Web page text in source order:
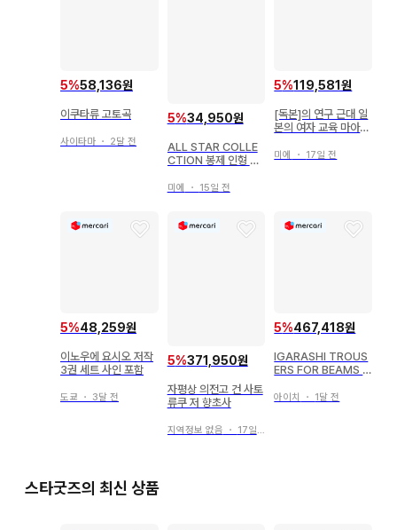
5%58,136원
이쿠타류 고토곡
사이타마 ・ 2달 전
5%34,950원
ALL STAR COLLE
CTION 봉제 인형 헤
미에 ・ 15일 전
5%119,581원
[독본]의 연구 근대 일
본의 여자 교육 마아루
미에 ・ 17일 전
5%48,259원
이노우에 요시오 저작
3권 세트 사인 포함
도쿄 ・ 3달 전
5%371,950원
자평상 의전고 건 사토
류쿠 저 향초사
지역정보 없음 ・ 17일 전
5%467,418원
IGARASHI TROUS
ERS FOR BEAMS F
아이치 ・ 1달 전
스타굿즈의 최신 상품